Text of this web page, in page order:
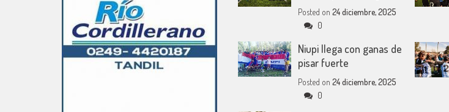
Posted on 24 diciembre, 2025
0
Niupi llega con ganas de
pisar fuerte
Posted on 24 diciembre, 2025
0